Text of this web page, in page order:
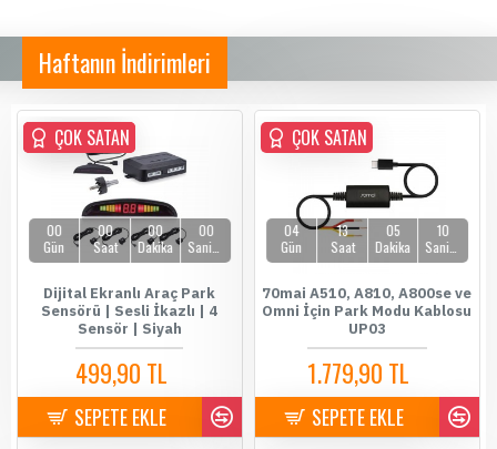
Haftanın İndirimleri
ÇOK SATAN
ÇOK SATAN
00
Gün
00
Saat
00
Dakika
00
Dijital Ekranlı Araç Park
Sensörü | Sesli İkazlı | 4
Sensör | Siyah
499,90 TL
SEPETE EKLE
ÇOK SATAN
04
Gün
13
Saat
05
Dakika
10
70mai A510, A810, A800se ve
Omni İçin Park Modu Kablosu
UP03
1.779,90 TL
SEPETE EKLE